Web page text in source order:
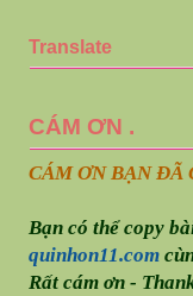
Translate
CÁM ƠN .
CÁM ƠN BẠN ĐÃ
Bạn có thể copy
quinhon11.com
Rất cám ơn -